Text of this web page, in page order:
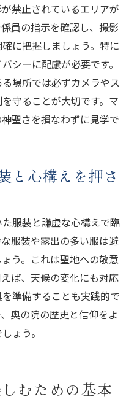
禁止されているエリアが
員の指示を確認し、撮影
に把握しましょう。特に
シーに配慮が必要です。
場所では必ずカメラやス
守ることが大切です。マ
聖さを損なわずに見学で
と心構えを押さ
服装と謙虚な心構えで臨
服装や露出の多い服は避
う。これは聖地への敬意
ば、天候の変化にも対応
準備することも実践的で
奥の院の歴史と信仰をよ
ょう。
むための基本